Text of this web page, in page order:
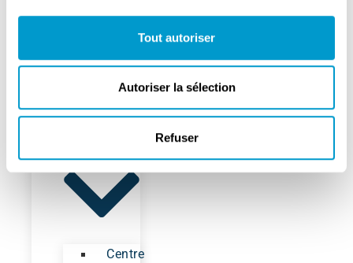
Tout autoriser
Autoriser la sélection
Refuser
FixMyStreet
Gestion
déchets
Centre